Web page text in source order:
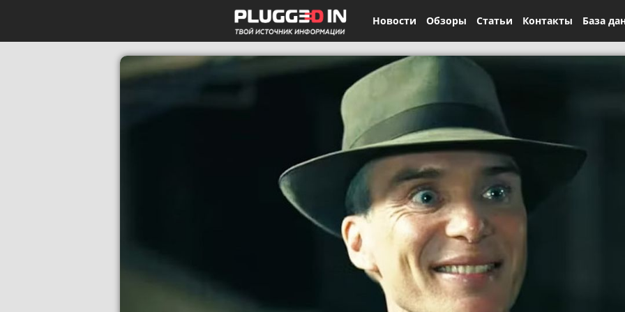
Новости Обзоры Статьи Контакты База